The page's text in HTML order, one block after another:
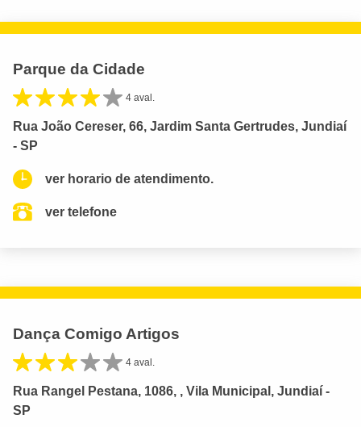
Parque da Cidade
4 aval.
Rua João Cereser, 66, Jardim Santa Gertrudes, Jundiaí
- SP
ver horario de atendimento.
ver telefone
Dança Comigo Artigos
4 aval.
Rua Rangel Pestana, 1086, , Vila Municipal, Jundiaí -
SP